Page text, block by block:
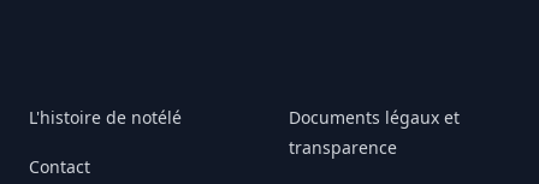
L'histoire de notélé
Contact
Documents légaux et
transparence